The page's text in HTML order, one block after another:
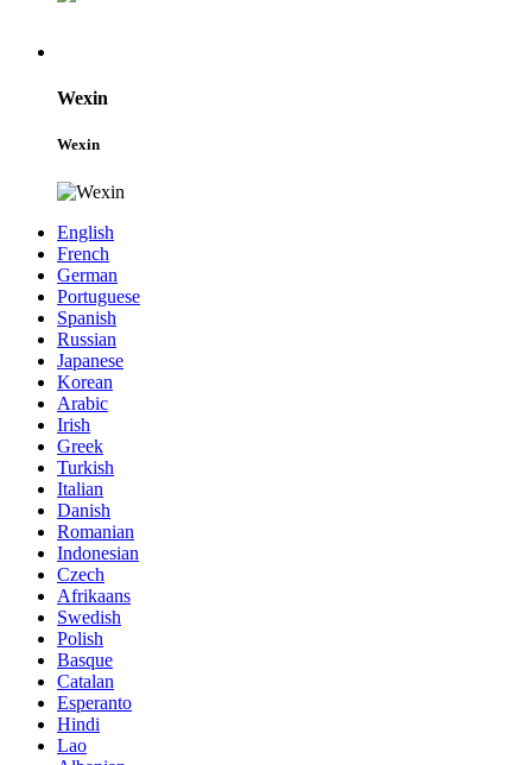
Wexin
Wexin
English
French
German
Portuguese
Spanish
Russian
Japanese
Korean
Arabic
Irish
Greek
Turkish
Italian
Danish
Romanian
Indonesian
Czech
Afrikaans
Swedish
Polish
Basque
Catalan
Esperanto
Hindi
Lao